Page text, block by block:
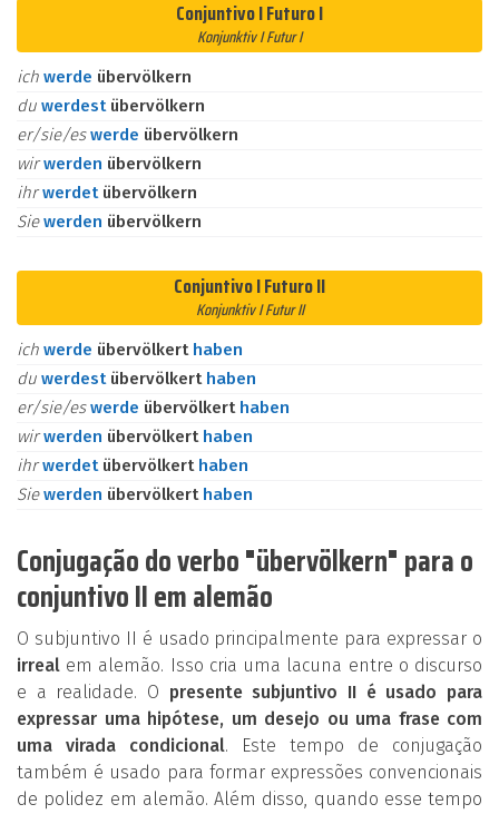
Conjuntivo I Futuro I
Konjunktiv I Futur I
ich werde übervölkern
du werdest übervölkern
er/sie/eswerde übervölkern
wirwerden übervölkern
ihrwerdet übervölkern
Siewerden übervölkern
Conjuntivo I Futuro II
Konjunktiv I Futur II
ich werde übervölkert haben
du werdest übervölkert haben
er/sie/eswerde übervölkert haben
wirwerden übervölkert haben
ihrwerdet übervölkert haben
Siewerden übervölkert haben
Conjugação do verbo "übervölkern" para o
conjuntivo II em alemão
O subjuntivo II é usado principalmente para expressar o
irreal em alemão. Isso cria uma lacuna entre o discurso
e a realidade. O presente subjuntivo II é usado para
expressar uma hipótese, um desejo ou uma frase com
uma virada condicional. Este tempo de conjugação
também é usado para formar expressões convencionais
de polidez em alemão. Além disso, quando esse tempo